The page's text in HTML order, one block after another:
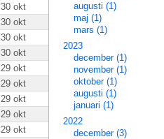
30 okt
30 okt
30 okt
30 okt
29 okt
29 okt
29 okt
29 okt
29 okt
augusti (1)
maj (1)
mars (1)
2023
december (1)
november (1)
oktober (1)
augusti (1)
januari (1)
2022
december (3)